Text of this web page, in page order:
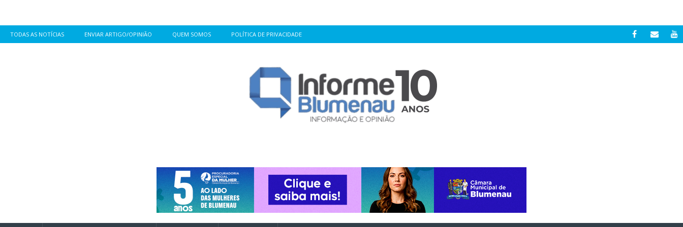
TODAS AS NOTÍCIAS ENVIAR ARTIGO/OPINIÃO QUEM SOMOS POLÍTICA DE PRIVACIDADE